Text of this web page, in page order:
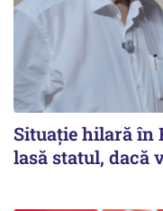
Situație hilară în
lasă statul, dacă